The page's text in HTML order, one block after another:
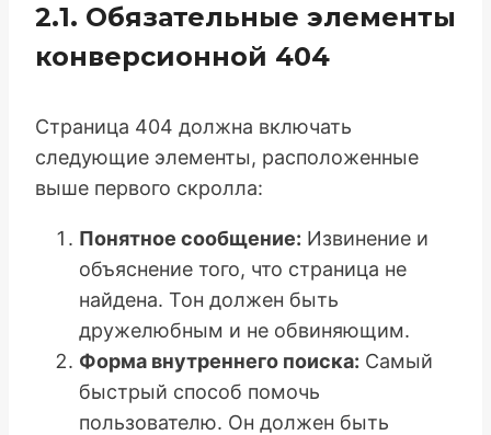
2.1. Обязательные элементы
конверсионной 404
Страница 404 должна включать
следующие элементы, расположенные
выше первого скролла:
Понятное сообщение: Извинение и
объяснение того, что страница не
найдена. Тон должен быть
дружелюбным и не обвиняющим.
Форма внутреннего поиска: Самый
быстрый способ помочь
пользователю. Он должен быть